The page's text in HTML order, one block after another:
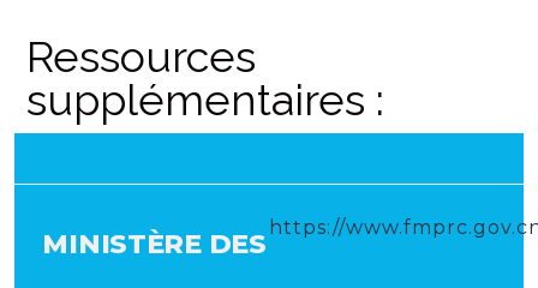
Ressources
supplémentaires :
MINISTÈRE DES
https://